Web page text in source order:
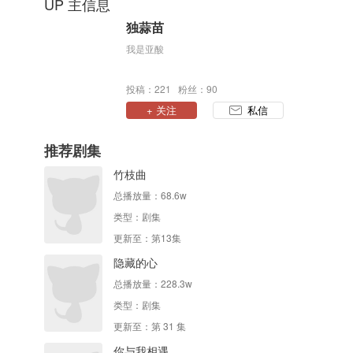
独蒜苗
我是亚酸
投稿：221 粉丝：90
+ 关注 私信
推荐剧集
竹枝曲
总播放量： 68.6w
类型： 剧集
更新至：第13集
隐藏的心
总播放量： 228.3w
类型： 剧集
更新至：第 31 集